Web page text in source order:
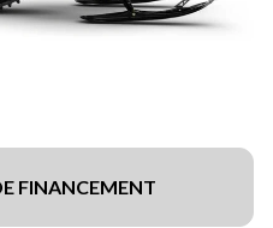
FINANCEMENT